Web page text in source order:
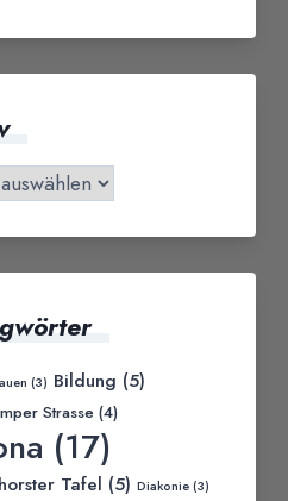
(3) Bildung (5)
Strasse (4)
(17)
Tafel (5) Diakonie (3)